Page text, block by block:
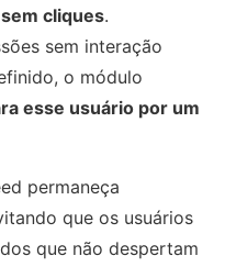
cliques.
sem interação
o módulo
esse usuário por um
permaneça
que os usuários
que não despertam